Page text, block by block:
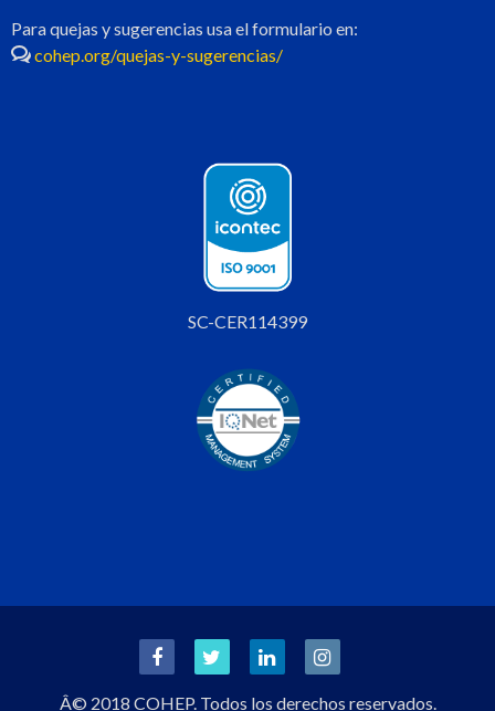
Para quejas y sugerencias usa el formulario en:
cohep.org/quejas-y-sugerencias/
SC-CER114399
Â© 2018 COHEP. Todos los derechos reservados.